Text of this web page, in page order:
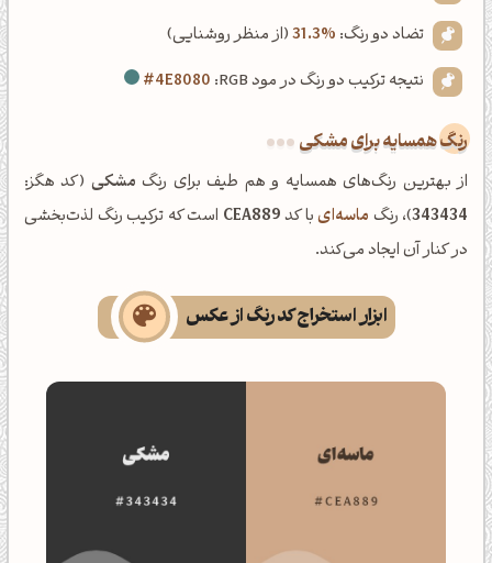
تضاد دو رنگ: 31.3%(از منظر روشنایی)
نتیجه ترکیب دو رنگ در مود RGB:
#4E8080
رنگ همسایه برای مشکی
از بهترین رنگ‌های همسایه و هم طیف برای رنگ مشکی (کد هگز:
343434)، رنگ ماسه‌ایبا کدCEA889 است که ترکیب رنگ لذت‌بخشی
در کنار آن ایجاد می‌کند.
ابزار استخراج کد رنگ از عکس